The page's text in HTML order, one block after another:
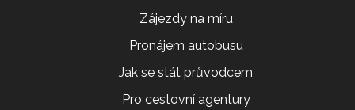
Zájezdy na míru
Pronájem autobusu
Jak se stát průvodcem
Pro cestovní agentury